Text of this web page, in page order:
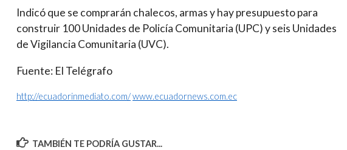
Indicó que se comprarán chalecos, armas y hay presupuesto para
construir 100 Unidades de Policía Comunitaria (UPC) y seis Unidades
de Vigilancia Comunitaria (UVC).
Fuente: El Telégrafo
http://ecuadorinmediato.com/www.ecuadornews.com.ec
TAMBIÉN TE PODRÍA GUSTAR...